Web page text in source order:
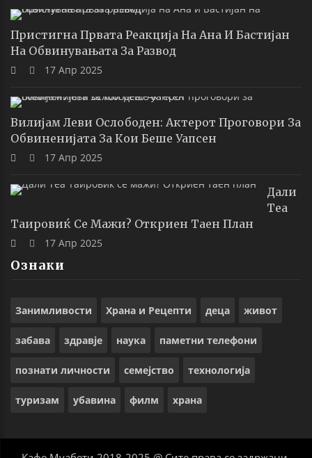
Пристигна Првата Реакција На Ана И Бастијан
На Обвинувањата За Развод
17 Апр 2025
Вилијам Леви Ослободен: Актерот Проговори За
Обвиненијата За Кои Беше Уапсен
17 Апр 2025
Дали
Теа
Таировиќ Се Мажи? Откриен Таен План
17 Апр 2025
Ознаки
Занимливости Храна и Рецепти деца живот
забава здравје наука паметни телефони
познати личности семејство технологија
туризам убавина филм храна